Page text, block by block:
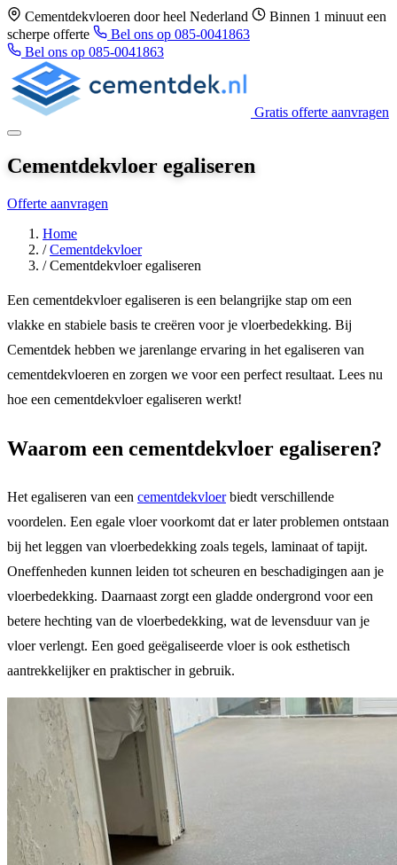
Cementdekvloeren door heel Nederland
Binnen 1 minuut een
scherpe offerte
Bel ons op 085-0041863
Bel ons op 085-0041863
Gratis offerte aanvragen
Cementdekvloer egaliseren
Offerte aanvragen
Home
/ Cementdekvloer
/ Cementdekvloer egaliseren
Een cementdekvloer egaliseren is een belangrijke stap om een
vlakke en stabiele basis te creëren voor je vloerbedekking. Bij
Cementdek hebben we jarenlange ervaring in het egaliseren van
cementdekvloeren en zorgen we voor een perfect resultaat. Lees nu
hoe een cementdekvloer egaliseren werkt!
Waarom een cementdekvloer egaliseren?
Het egaliseren van een cementdekvloerbiedt verschillende
voordelen. Een egale vloer voorkomt dat er later problemen ontstaan
bij het leggen van vloerbedekking zoals tegels, laminaat of tapijt.
Oneffenheden kunnen leiden tot scheuren en beschadigingen aan je
vloerbedekking. Daarnaast zorgt een gladde ondergrond voor een
betere hechting van de vloerbedekking, wat de levensduur van je
vloer verlengt. Een goed geëgaliseerde vloer is ook esthetisch
aantrekkelijker en praktischer in gebruik.